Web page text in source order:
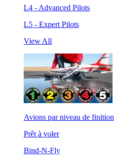
L4 - Advanced Pilots
L5 - Expert Pilots
View All
Avions par niveau de finition
Prêt à voler
Bind-N-Fly